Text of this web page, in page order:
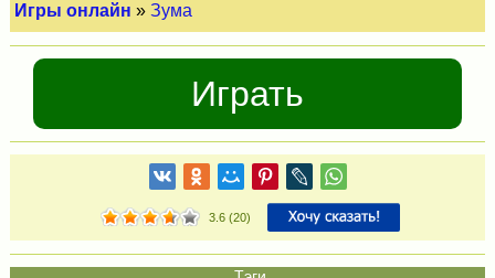
Игры онлайн »Зума
Играть
3.6(20)